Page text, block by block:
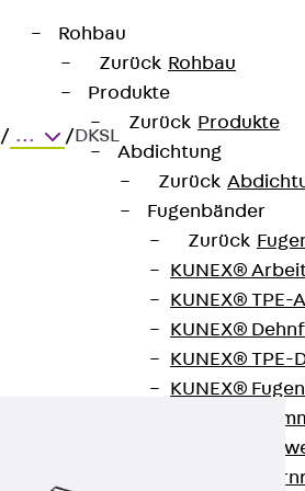
Rohbau
Zurück Rohbau
Produkte
Zurück Produkte
Abdichtung
Zurück
Fugenbänder
Zurück
KUNEX®
KUNEX®
KUNEX®
KUNEX®
KUNEX®
KUNEX®
KUNEX®
KUNEX®
/ ... /DKSL